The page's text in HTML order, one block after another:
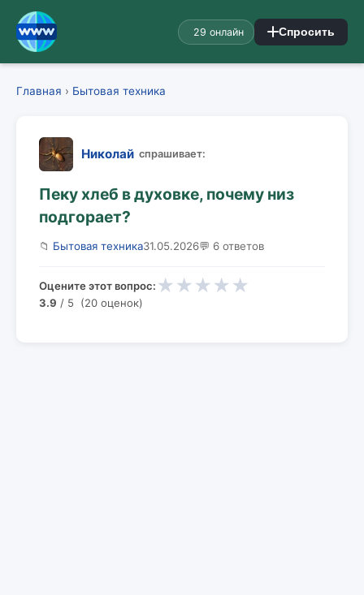
29 онлайн Спросить
Главная › Бытовая техника
Николай спрашивает:
Пеку хлеб в духовке, почему низ
подгорает?
📁 Бытовая техника31.05.2026💬 6 ответов
Оцените этот вопрос: ★ ★ ★ ★ ★
3.9 / 5 (20 оценок)